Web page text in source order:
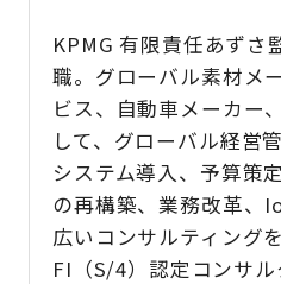
KPMG 有限責任あずさ
職。グローバル素材メ
ビス、自動車メーカー
して、グローバル経営
システム導入、予算策
の再構築、業務改革、
広いコンサルティング
FI（S/4）認定コンサル